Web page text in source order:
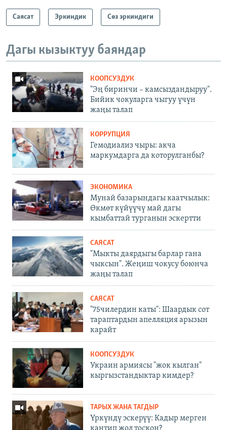
Саясат Эркиндик Сөз эркиндиги
Дагы кызыктуу баяндар
КООПСУЗДУК
"Эң биринчи – камсыздандыруу".
Бийик чокуларга чыгуу үчүн
жаңы талап
КОРРУПЦИЯ
Гемодиализ чыры: акча
маркумдарга да которулганбы?
ЭКОНОМИКА
Мунай базарындагы каатчылык:
Өкмөт күйүүчү май дагы
кымбаттай турганын эскертти
САЯСАТ
"Мыкты даярдыгы барлар гана
чыксын". Жеңиш чокусу боюнча
жаңы талап
САЯСАТ
"75чилердин каты": Шаардык сот
тараптардын апелляция арызын
карайт
КООПСУЗДУК
Украин армиясы "жок кылган"
кыргызстандыктар кимдер?
ТАРЫХ ЖАНА ТАГДЫР
Үркүндү эскерүү: Кадыр мерген